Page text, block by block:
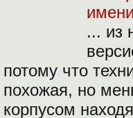
имени
... из
потому что
похожая, но
корпусом